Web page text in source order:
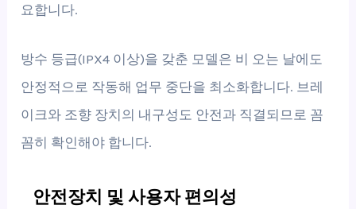
요합니다.
방수 등급(IPX4 이상)을 갖춘 모델은 비 오는 날에도
안정적으로 작동해 업무 중단을 최소화합니다. 브레
이크와 조향 장치의 내구성도 안전과 직결되므로 꼼
꼼히 확인해야 합니다.
안전장치 및 사용자 편의성